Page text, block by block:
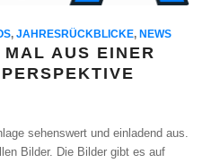
,JAHRESRÜCKBLICKE, NEWS
AUS EINER
sehenswert und einladend aus.
Bilder. Die Bilder gibt es auf